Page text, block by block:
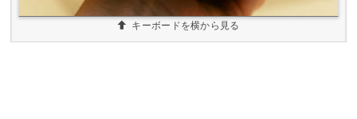
キーボードを横から見る